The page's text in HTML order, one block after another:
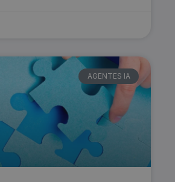
AGENTES IA